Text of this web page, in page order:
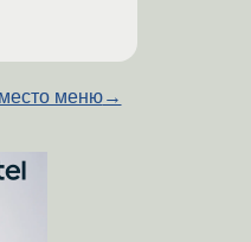
меню→